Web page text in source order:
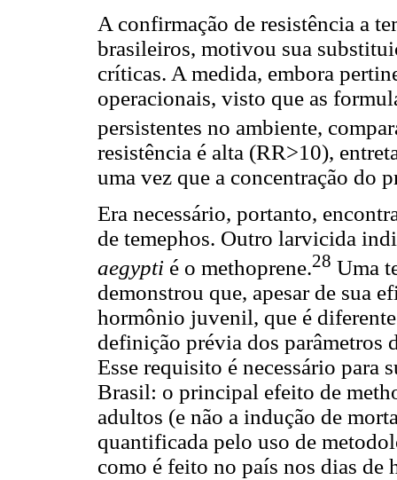
A confirmação de resistência a
brasileiros, motivou sua
críticas. A medida, embora
operacionais, visto que as
persistentes no ambiente,
resistência é alta (RR>10),
uma vez que a concentração do
Era necessário, portanto,
de temephos. Outro larvicida
aegypti é o methoprene.28 Uma
demonstrou que, apesar de sua
hormônio juvenil, que é
definição prévia dos parâmetros
Esse requisito é necessário
Brasil: o principal efeito de
adultos (e não a indução de
quantificada pelo uso de
como é feito no país nos dias de